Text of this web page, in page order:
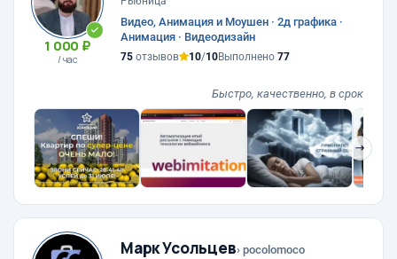
1 000 ₽
/ час
Видео, Анимация и Моушен · 2д графика ·
Анимация · Видеодизайн
75 отзывов 10/10Выполнено 77
Быстро, качественно, в срок
❯
Марк Усольцев› pocolomoco